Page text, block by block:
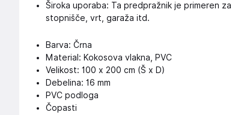
Široka uporaba: Ta predpražnik je primeren
stopnišče, vrt, garaža itd.
Barva: Črna
Material: Kokosova vlakna, PVC
Velikost: 100 x 200 cm (Š x D)
Debelina: 16 mm
PVC podloga
Čopasti